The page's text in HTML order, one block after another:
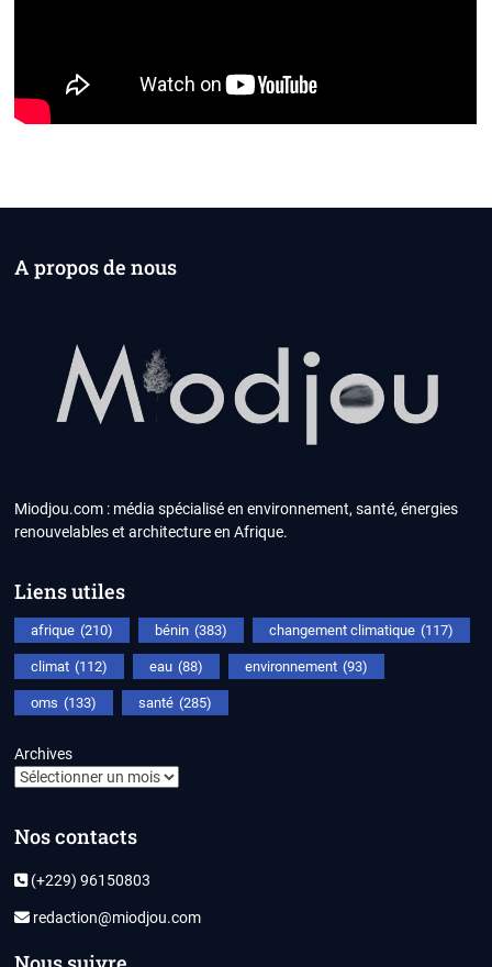
A propos de nous
Miodjou.com : média spécialisé en environnement, santé, énergies
renouvelables et architecture en Afrique.
Liens utiles
afrique (210) bénin (383) changement climatique (117)
climat (112) eau (88) environnement (93)
oms (133) santé (285)
Archives
Nos contacts
(+229) 96150803
redaction@miodjou.com